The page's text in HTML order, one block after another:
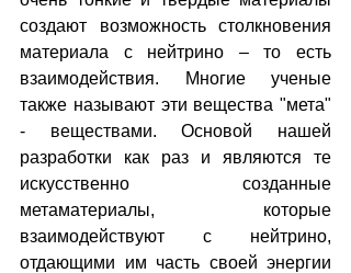
создают возможность столкновения
материала с нейтрино – то есть
взаимодействия. Многие ученые
также называют эти вещества "мета"
- веществами. Основой нашей
разработки как раз и являются те
искусственно созданные
метаматериалы, которые
взаимодействуют с нейтрино,
отдающими им часть своей энергии